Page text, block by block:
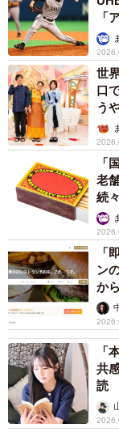
「
か
世
口
う
ん
「
老
続
「
ン
か
「
共
読